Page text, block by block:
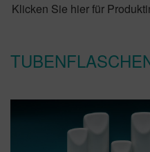
Klicken Sie hier für